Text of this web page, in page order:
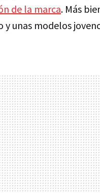
de la marca. Más
y unas modelos